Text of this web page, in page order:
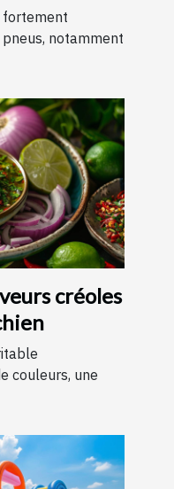
fortement
notamment
créoles
couleurs, une